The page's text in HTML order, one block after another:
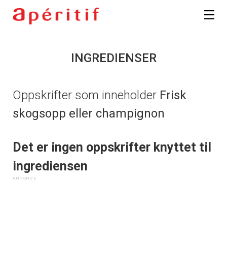
INGREDIENSER
Oppskrifter som inneholder Frisk
skogsopp eller champignon
Det er ingen oppskrifter knyttet til
ingrediensen